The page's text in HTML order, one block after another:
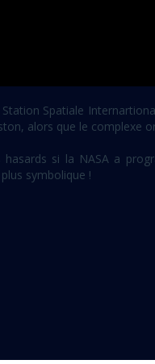
Spatiale
alors que le complexe
si la NASA a
symbolique !